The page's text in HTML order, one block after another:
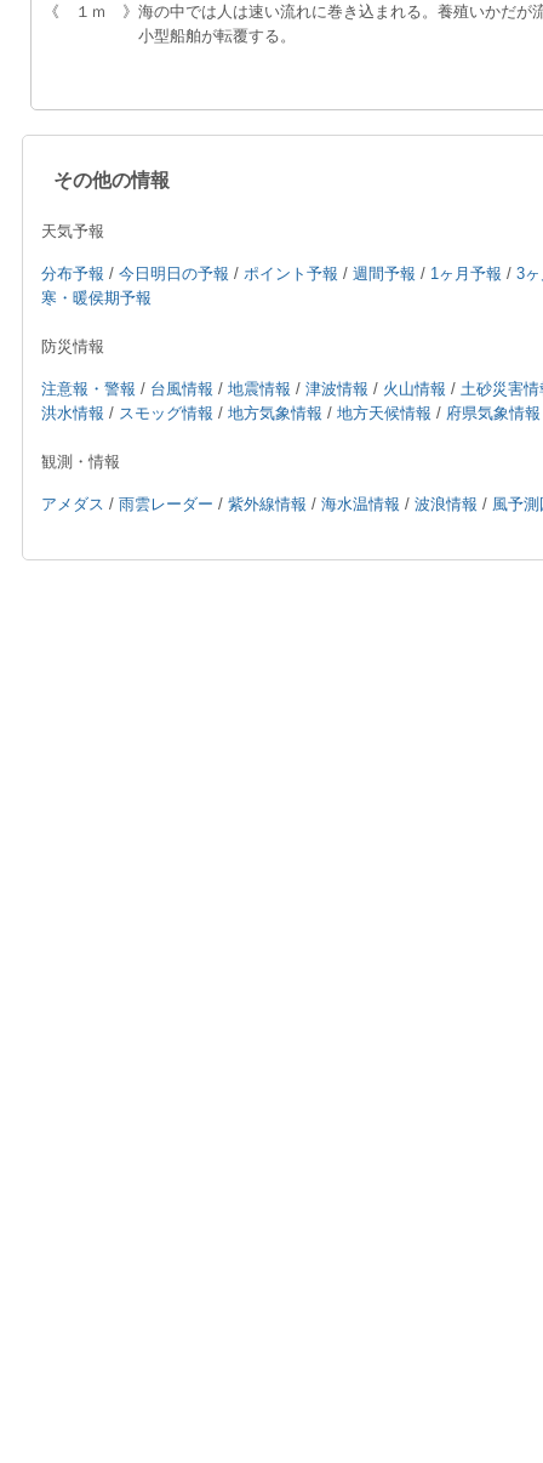
《　１ｍ　》海の中では人は速い流れに巻き込まれる。養殖いかだが
小型船舶が転覆する。
その他の情報
天気予報
分布予報 / 今日明日の予報 / ポイント予報 / 週間予報 / 1ヶ月予報 / 3
寒・暖侯期予報
防災情報
注意報・警報 / 台風情報 / 地震情報 / 津波情報 / 火山情報 / 土砂災害情
洪水情報 / スモッグ情報 / 地方気象情報 / 地方天候情報 / 府県気象情報
観測・情報
アメダス / 雨雲レーダー / 紫外線情報 / 海水温情報 / 波浪情報 / 風予測